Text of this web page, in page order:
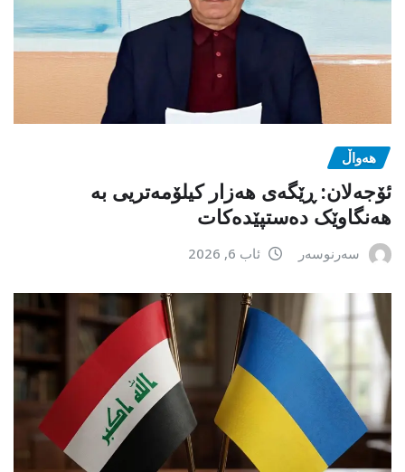
هەواڵ
ئۆجەلان: ڕێگەی هەزار کیلۆمەتریی بە
هەنگاوێک دەستپێدەکات
سەرنوسەر ئاب 6, 2026